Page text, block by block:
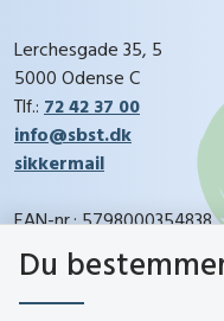
Lerchesgade 35, 5
5000 Odense C
Tlf.: 72 42 37 00
info@sbst.dk
sikkermail
EAN-nr.: 5798000354838
CVR-nr.: 26144698
Du